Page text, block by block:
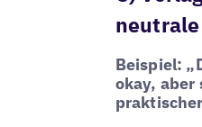
Beispiel:
okay, aber